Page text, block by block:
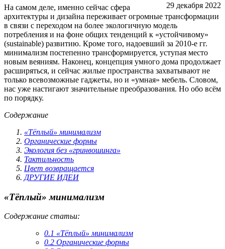
29 декабря 2022
На самом деле, именно сейчас сфера
архитектуры и дизайна переживает огромные трансформации
в связи с переходом на более экологичную модель
потребления и на фоне общих тенденций к «устойчивому»
(sustainable) развитию. Кроме того, надоевший за 2010-е гг.
минимализм постепенно трансформируется, уступая место
новым веяниям. Наконец, концепция умного дома продолжает
расширяться, и сейчас жилые пространства захватывают не
только всевозможные гаджеты, но и «умная» мебель. Словом,
нас уже настигают значительные преобразования. Но обо всём
по порядку.
Содержание
«Тёплый» минимализм
Органические формы
Экология без «гринвошинга»
Тактильность
Цвет возвращается
ДРУГИЕ ИДЕИ
«Тёплый» минимализм
Содержание статьи:
0.1 «Тёплый» минимализм
0.2 Органические формы